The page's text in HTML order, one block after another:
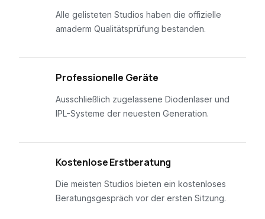
Alle gelisteten Studios haben die offizielle
amaderm Qualitätsprüfung bestanden.
Professionelle Geräte
Ausschließlich zugelassene Diodenlaser und
IPL-Systeme der neuesten Generation.
Kostenlose Erstberatung
Die meisten Studios bieten ein kostenloses
Beratungsgespräch vor der ersten Sitzung.